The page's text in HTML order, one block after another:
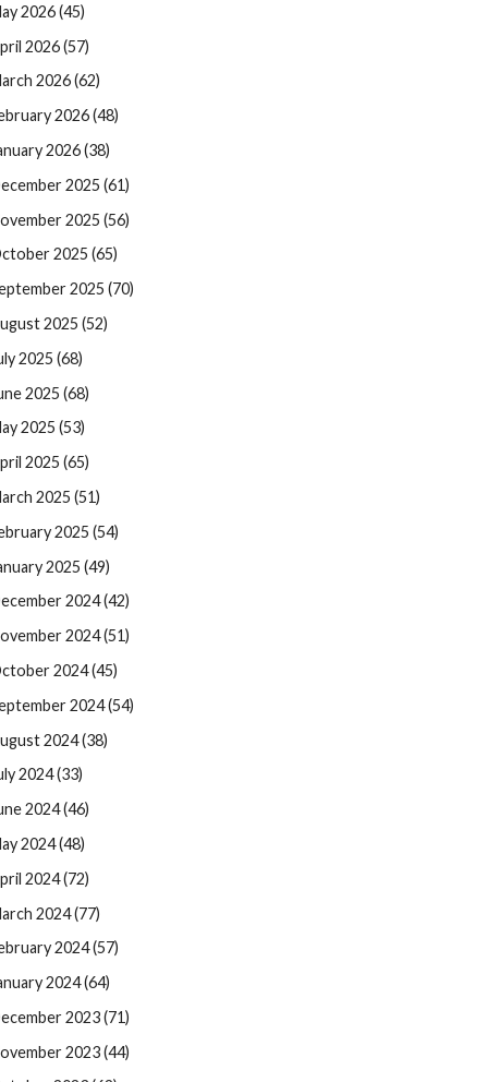
2026 (45)
2026 (57)
2026 (62)
2026 (48)
2026 (38)
2025 (61)
2025 (56)
2025 (65)
2025 (70)
2025 (52)
2025 (68)
2025 (68)
2025 (53)
2025 (65)
2025 (51)
2025 (54)
2025 (49)
2024 (42)
2024 (51)
2024 (45)
2024 (54)
2024 (38)
2024 (33)
2024 (46)
2024 (48)
2024 (72)
2024 (77)
2024 (57)
2024 (64)
2023 (71)
2023 (44)